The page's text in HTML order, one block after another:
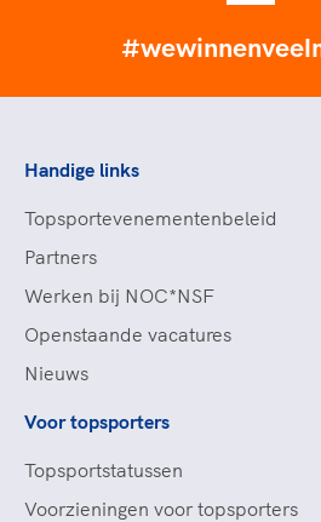
Handige links
Topsportevenementenbeleid
Partners
Werken bij NOC*NSF
Openstaande vacatures
Nieuws
Voor topsporters
Topsportstatussen
Voorzieningen voor topsporters